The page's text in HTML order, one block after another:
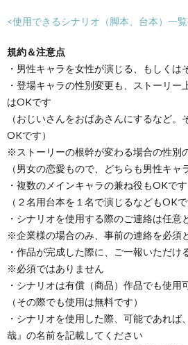
<使用できるシナリオ（脚本、台本）一
規約＆注意点
・男性キャラを女性が演じる、もしくは
・登場キャラの性別変更も、ストーリー
はOKです
（おじいさんをおばあさんにするなど。
OKです）
※ストーリーの根幹が変わる場合の性別
（男女の恋愛もので、どちらも男性キャ
・複数のメインキャラの兼ね役もOKです
（２名用台本を１名で演じるなどもOKで
・シナリオを使用する際のご連絡は任意
※企業様の場合のみ、事前の連絡を必須
・作品が完成した際に、ご一報いただけ
※必須ではありません
・シナリオは有償（商品）作品でも使用
（その際でも使用は無料です）
・シナリオを使用した際、可能であれば
哉』の名前を記載してください